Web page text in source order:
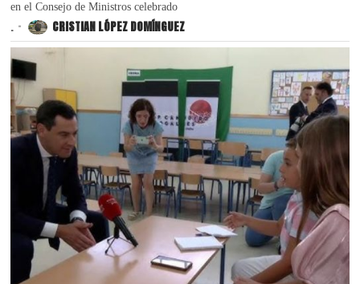
en el Consejo de Ministros celebrado
. CRISTIAN LÓPEZ DOMÍNGUEZ